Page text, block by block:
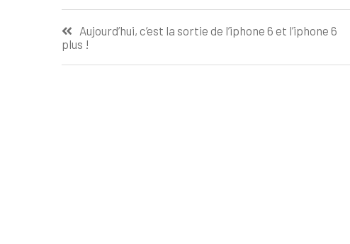
Navigation
de
Aujourd’hui, c’est la sortie de l’iphone 6 et l’iphone 6
plus !